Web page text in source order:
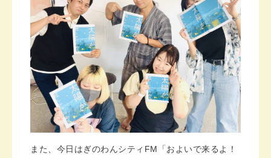
また、今日はぎのわんシティFM「およいで来るよ！